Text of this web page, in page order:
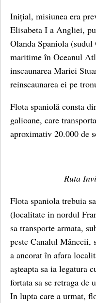
Iniţial, misiunea era
Elisabeta I a Angliei,
Olanda Spaniola
maritime în Oceanul
inscaunarea Mariei
reinscaunarea ei pe
Flota spaniolă consta
galioane, care
aproximativ 20.000 de
Ruta
Flota spaniola trebuia
(localitate in nordul
sa transporte armata,
peste Canalul Mânecii,
a ancorat în afara
aşteapta sa ia legatura
fortata sa se retraga de
In lupta care a urmat,